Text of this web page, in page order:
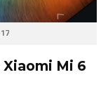
17
Mi 6